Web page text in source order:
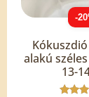
-
alakú
13-